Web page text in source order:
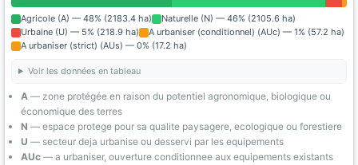
Agricole (A) — 48% (2183.4 ha)
Naturelle (N) — 46% (2105.6 ha)
Urbaine (U) — 5% (218.9 ha)
A urbaniser (conditionnel) (AUc) — 1% (57.2 ha)
A urbaniser (strict) (AUs) — 0% (17.2 ha)
Voir les données en tableau
A — zone protégée en raison du potentiel agronomique, biologique ou
économique des terres
N — espace protege pour sa qualite paysagere, ecologique ou forestiere
U — secteur deja urbanise ou desservi par les equipements
AUc — a urbaniser, ouverture conditionnee aux equipements existants